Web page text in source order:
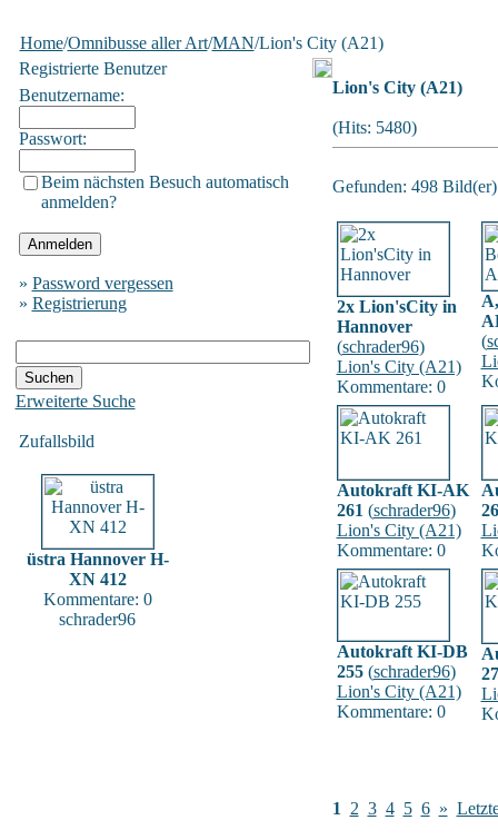
Home/Omnibusse aller Art/MAN/Lion's City (A21)
Registrierte Benutzer
Benutzername:
Passwort:
Beim nächsten Besuch automatisch
anmelden?
» Password vergessen
» Registrierung
Erweiterte Suche
Zufallsbild
üstra Hannover H-
XN 412
Kommentare: 0
schrader96
Lion's City (A21)
(Hits: 5480)
Gefunden: 498
2x Lion'sCity in
Hannover
(schrader96)
Lion's City (A21)
Kommentare: 0
(
Autokraft KI-AK
261 (schrader96)
Lion's City (A21)
Kommentare: 0
Autokraft KI-DB
255(schrader96)
Lion's City (A21)
Kommentare: 0
1 2 3 4 5 6 »